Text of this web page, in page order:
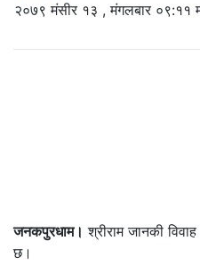
२०७९ मंसीर १३ , मंगलबार ०९:११
जनकपुरधाम। श्रीराम जानकी
छ।